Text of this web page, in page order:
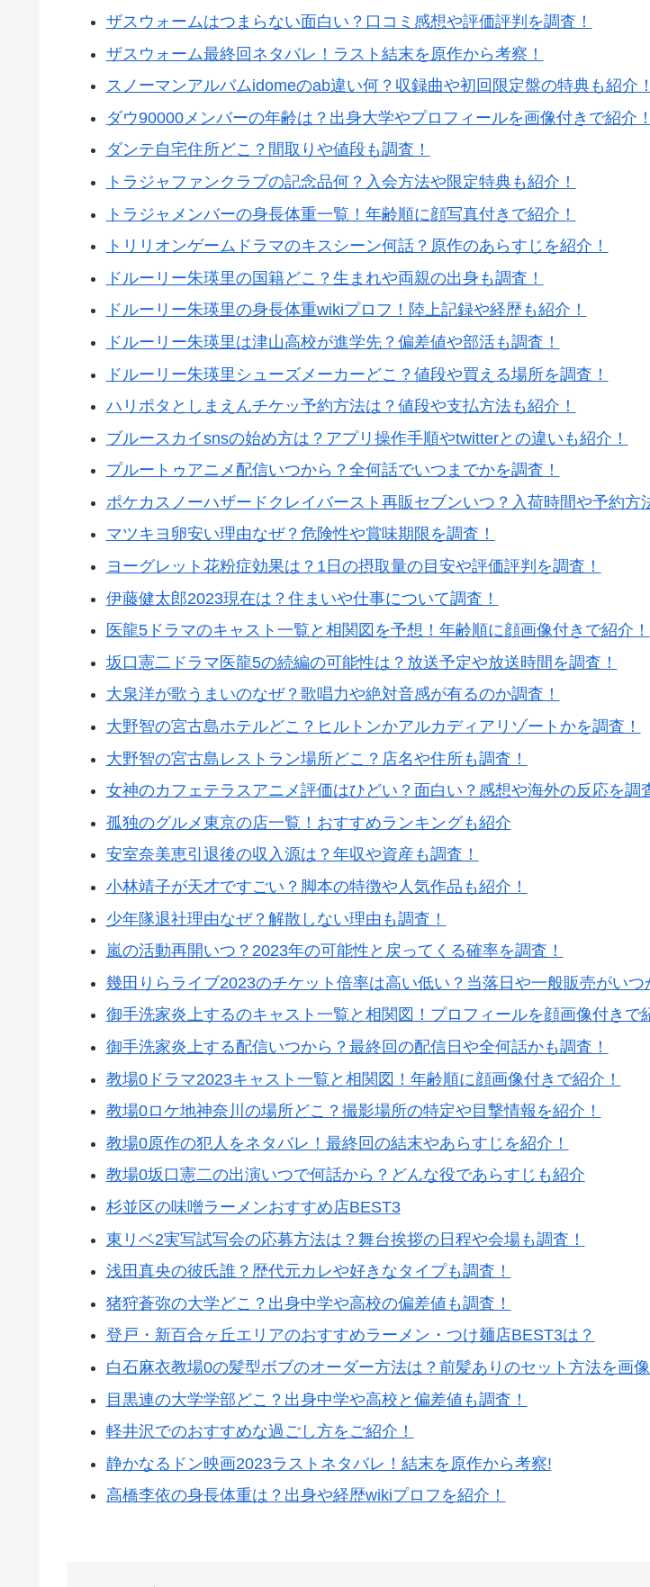
ザスウォームはつまらない面白い？口コミ感想や評価評判を調査！
ザスウォーム最終回ネタバレ！ラスト結末を原作から考察！
スノーマンアルバムidomeのab違い何？収録曲や初回限定盤の特典も紹介！
ダウ90000メンバーの年齢は？出身大学やプロフィールを画像付きで紹介！
ダンテ自宅住所どこ？間取りや値段も調査！
トラジャファンクラブの記念品何？入会方法や限定特典も紹介！
トラジャメンバーの身長体重一覧！年齢順に顔写真付きで紹介！
トリリオンゲームドラマのキスシーン何話？原作のあらすじを紹介！
ドルーリー朱瑛里の国籍どこ？生まれや両親の出身も調査！
ドルーリー朱瑛里の身長体重wikiプロフ！陸上記録や経歴も紹介！
ドルーリー朱瑛里は津山高校が進学先？偏差値や部活も調査！
ドルーリー朱瑛里シューズメーカーどこ？値段や買える場所を調査！
ハリポタとしまえんチケッ予約方法は？値段や支払方法も紹介！
ブルースカイsnsの始め方は？アプリ操作手順やtwitterとの違いも紹介！
プルートゥアニメ配信いつから？全何話でいつまでかを調査！
ポケカスノーハザードクレイバースト再販セブンいつ？入荷時間や予約方
マツキヨ卵安い理由なぜ？危険性や賞味期限を調査！
ヨーグレット花粉症効果は？1日の摂取量の目安や評価評判を調査！
伊藤健太郎2023現在は？住まいや仕事について調査！
医龍5ドラマのキャスト一覧と相関図を予想！年齢順に顔画像付きで紹介！
坂口憲二ドラマ医龍5の続編の可能性は？放送予定や放送時間を調査！
大泉洋が歌うまいのなぜ？歌唱力や絶対音感が有るのか調査！
大野智の宮古島ホテルどこ？ヒルトンかアルカディアリゾートかを調査！
大野智の宮古島レストラン場所どこ？店名や住所も調査！
女神のカフェテラスアニメ評価はひどい？面白い？感想や海外の反応を調
孤独のグルメ東京の店一覧！おすすめランキングも紹介
安室奈美恵引退後の収入源は？年収や資産も調査！
小林靖子が天才ですごい？脚本の特徴や人気作品も紹介！
少年隊退社理由なぜ？解散しない理由も調査！
嵐の活動再開いつ？2023年の可能性と戻ってくる確率を調査！
幾田りらライブ2023のチケット倍率は高い低い？当落日や一般販売がいつ
御手洗家炎上するのキャスト一覧と相関図！プロフィールを顔画像付きで
御手洗家炎上する配信いつから？最終回の配信日や全何話かも調査！
教場0ドラマ2023キャスト一覧と相関図！年齢順に顔画像付きで紹介！
教場0ロケ地神奈川の場所どこ？撮影場所の特定や目撃情報を紹介！
教場0原作の犯人をネタバレ！最終回の結末やあらすじを紹介！
教場0坂口憲二の出演いつで何話から？どんな役であらすじも紹介
杉並区の味噌ラーメンおすすめ店BEST3
東リベ2実写試写会の応募方法は？舞台挨拶の日程や会場も調査！
浅田真央の彼氏誰？歴代元カレや好きなタイプも調査！
猪狩蒼弥の大学どこ？出身中学や高校の偏差値も調査！
登戸・新百合ヶ丘エリアのおすすめラーメン・つけ麺店BEST3は？
白石麻衣教場0の髪型ボブのオーダー方法は？前髪ありのセット方法を画像
目黒連の大学学部どこ？出身中学や高校と偏差値も調査！
軽井沢でのおすすめな過ごし方をご紹介！
静かなるドン映画2023ラストネタバレ！結末を原作から考察!
高橋李依の身長体重は？出身や経歴wikiプロフを紹介！